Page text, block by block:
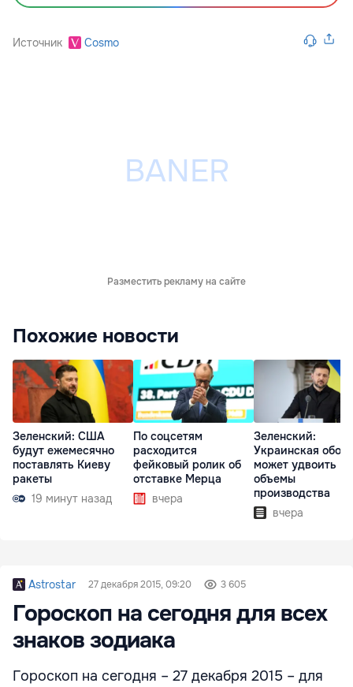
Источник Cosmo
Разместить рекламу на сайте
Похожие новости
Зеленский: США
будут ежемесячно
поставлять Киеву
ракеты
19 минут назад
По соцсетям
расходится
фейковый ролик об
отставке Мерца
вчера
Зеленский:
Украинская
может удвоить
объемы
производства
вчера
Astrostar 27 декабря 2015, 09:20 3 605
Гороскоп на сегодня для всех
знаков зодиака
Гороскоп на сегодня – 27 декабря 2015 – для